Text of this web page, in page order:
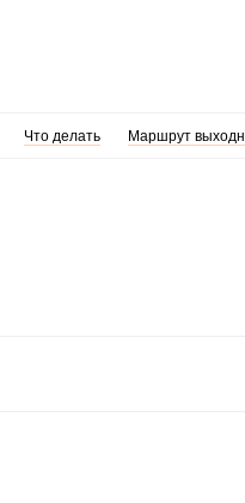
Что делать Маршрут